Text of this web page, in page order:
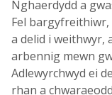
Nghaerdydd a
Fel
a delid i weithwyr,
arbennig mewn
Adlewyrchwyd ei
rhan a